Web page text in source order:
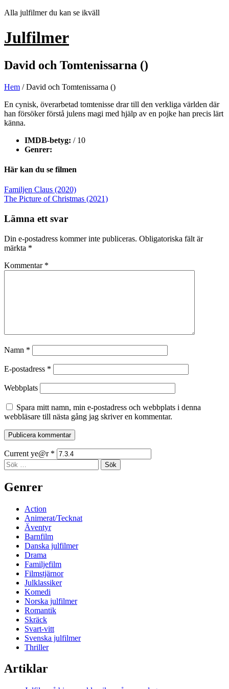
Hoppa
innehåll
Alla julfilmer du kan se ikväll
Julfilmer
David och Tomtenissarna ()
Hem / David och Tomtenissarna ()
En cynisk, överarbetad tomtenisse drar till den verkliga världen där
han försöker förstå julens magi med hjälp av en pojke han precis lärt
känna.
IMDB-betyg: / 10
Genrer:
Här kan du se filmen
Inläggsnavigering
Familjen Claus (2020)
The Picture of Christmas (2021)
Lämna ett svar
Din e-postadress kommer inte publiceras. Obligatoriska fält är
märkta *
Kommentar *
Namn *
E-postadress *
Webbplats
Spara mitt namn, min e-postadress och webbplats i denna
webbläsare till nästa gång jag skriver en kommentar.
Current ye@r *
Sidopanel
Sök
efter:
Genrer
Action
Animerat/Tecknat
Äventyr
Barnfilm
Danska julfilmer
Drama
Familjefilm
Filmstjärnor
Julklassiker
Komedi
Norska julfilmer
Romantik
Skräck
Svart-vitt
Svenska julfilmer
Thriller
Artiklar